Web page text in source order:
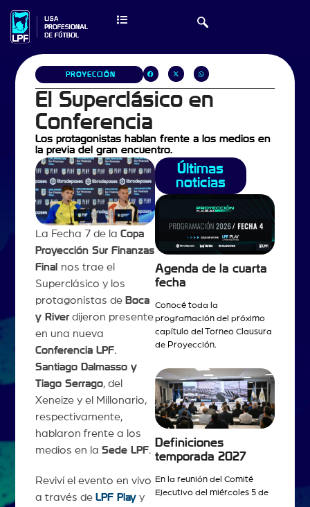
PROYECCIÓN
El Superclásico en
Conferencia
Los protagonistas hablan frente a los medios en
la previa del gran encuentro.
La Fecha 7 de la Copa
Proyección Sur Finanzas
Final nos trae el
Superclásico y los
protagonistas de Boca
y Riverdijeron presente
en una nueva
Conferencia LPF.
Santiago Dalmasso y
Tiago Serrago, del
Xeneize y el Millonario,
respectivamente,
hablaron frente a los
medios en la Sede LPF.
Reviví el evento en vivo
a través de LPF Playy
Últimas
noticias
Agenda de la cuarta
fecha
Conocé toda la
programación del próximo
capítulo del Torneo Clausura
de Proyección.
Definiciones
temporada 2027
En la reunión del Comité
Ejecutivo del miércoles 5 de